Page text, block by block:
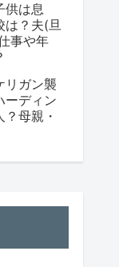
供は息
は？夫(旦
事や年
リガン襲
ーディン
母親・